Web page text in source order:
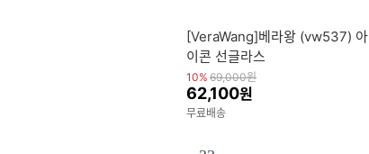
[VeraWang]베라왕 (vw537) 아
이콘 선글라스
10% 69,000원
62,100원
무료배송